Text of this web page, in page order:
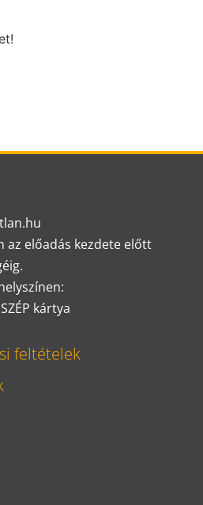
az előadás kezdete előtt
kártya
feltételek